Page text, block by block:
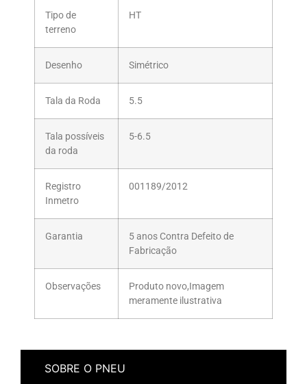
SOBRE O PNEU
Tipo de
terreno
HT
Desenho Simétrico
Tala da Roda 5.5
Tala possíveis
da roda
5-6.5
Registro
Inmetro
001189/2012
Garantia
5 anos Contra Defeito de
Fabricação
Observações
Produto novo,Imagem
meramente ilustrativa